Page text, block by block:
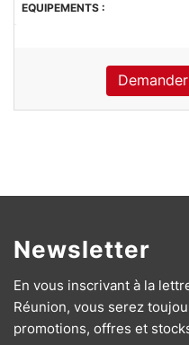
EQUIPEMENTS :
Newsletter
En vous inscrivant à la
Réunion, vous serez
promotions, offres et